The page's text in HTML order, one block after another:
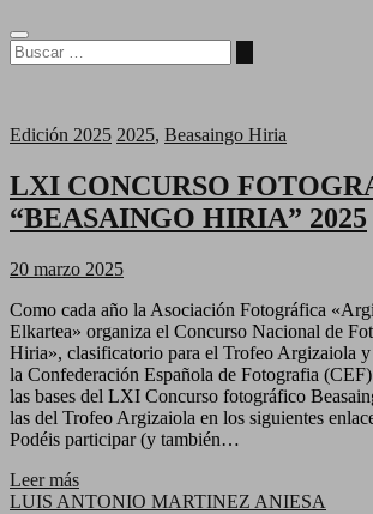
Buscar
…
Edición 2025 2025, Beasaingo Hiria
LXI CONCURSO
“BEASAINGO HIRIA” 2025
20 marzo 2025
Como cada año la Asociación Fotográfica «Argizpi Argazkizale
Elkartea» organiza el Concurso Nacional de
Hiria», clasificatorio para el Trofeo Argizaiola
la Confederación Española de Fotografia
las bases del LXI Concurso fotográfico
las del Trofeo Argizaiola en los siguientes
Podéis participar (y también…
Leer más
LUIS ANTONIO MARTINEZ ANIESA